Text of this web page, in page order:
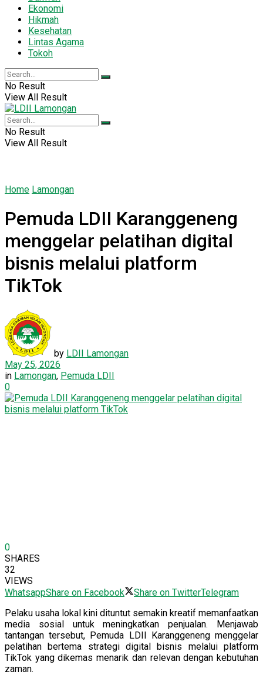
Ekonomi
Hikmah
Kesehatan
Lintas Agama
Tokoh
No Result
View All Result
No Result
View All Result
Home Lamongan
Pemuda LDII Karanggeneng
menggelar pelatihan digital
bisnis melalui platform
TikTok
by LDII Lamongan
May 25, 2026
in Lamongan, Pemuda LDII
0
0
SHARES
32
VIEWS
WhatsappShare on Facebook Share on TwitterTelegram
Pelaku usaha lokal kini dituntut semakin kreatif memanfaatkan
media sosial untuk meningkatkan penjualan. Menjawab
tantangan tersebut, Pemuda LDII Karanggeneng menggelar
pelatihan bertema strategi digital bisnis melalui platform
TikTok yang dikemas menarik dan relevan dengan kebutuhan
zaman.